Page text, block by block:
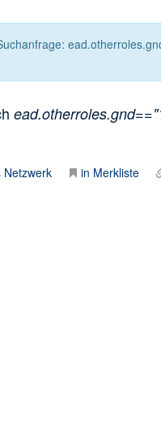
Netzwerk in Merkliste